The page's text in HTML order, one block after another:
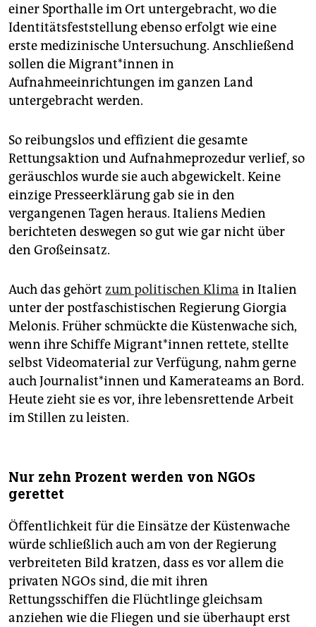
einer Sporthalle im Ort untergebracht, wo die
Identitätsfeststellung ebenso erfolgt wie eine
erste medizinische Untersuchung. Anschließend
sollen die Mi­gran­t*in­nen in
Aufnahmeeinrichtungen im ganzen Land
untergebracht werden.
So reibungslos und effi­zient die gesamte
Rettungsaktion und Aufnahmeprozedur verlief, so
geräuschlos wurde sie auch abgewickelt. Keine
einzige Presseerklärung gab sie in den
vergangenen Tagen heraus. Italiens Medien
berichteten deswegen so gut wie gar nicht über
den Großeinsatz.
Auch das gehört zum politischen Klima in Italien
unter der postfaschistischen Regierung Giorgia
Melonis. Früher schmückte die Küstenwache sich,
wenn ihre Schiffe Mi­gran­t*in­nen rettete, stellte
selbst Videomaterial zur Verfügung, nahm gerne
auch Jour­na­lis­t*in­nen und Kamerateams an Bord.
Heute zieht sie es vor, ihre lebensrettende Arbeit
im Stillen zu leisten.
Nur zehn Prozent werden von NGOs
gerettet
Öffentlichkeit für die Einsätze der Küstenwache
würde schließlich auch am von der Regierung
verbreiteten Bild kratzen, dass es vor allem die
privaten NGOs sind, die mit ihren
Rettungsschiffen die Flüchtlinge gleichsam
anziehen wie die Fliegen und sie überhaupt erst